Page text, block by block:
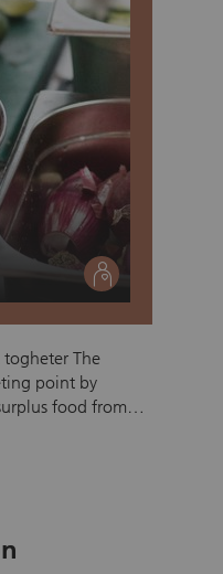
social
The
point by
food from
at least 100